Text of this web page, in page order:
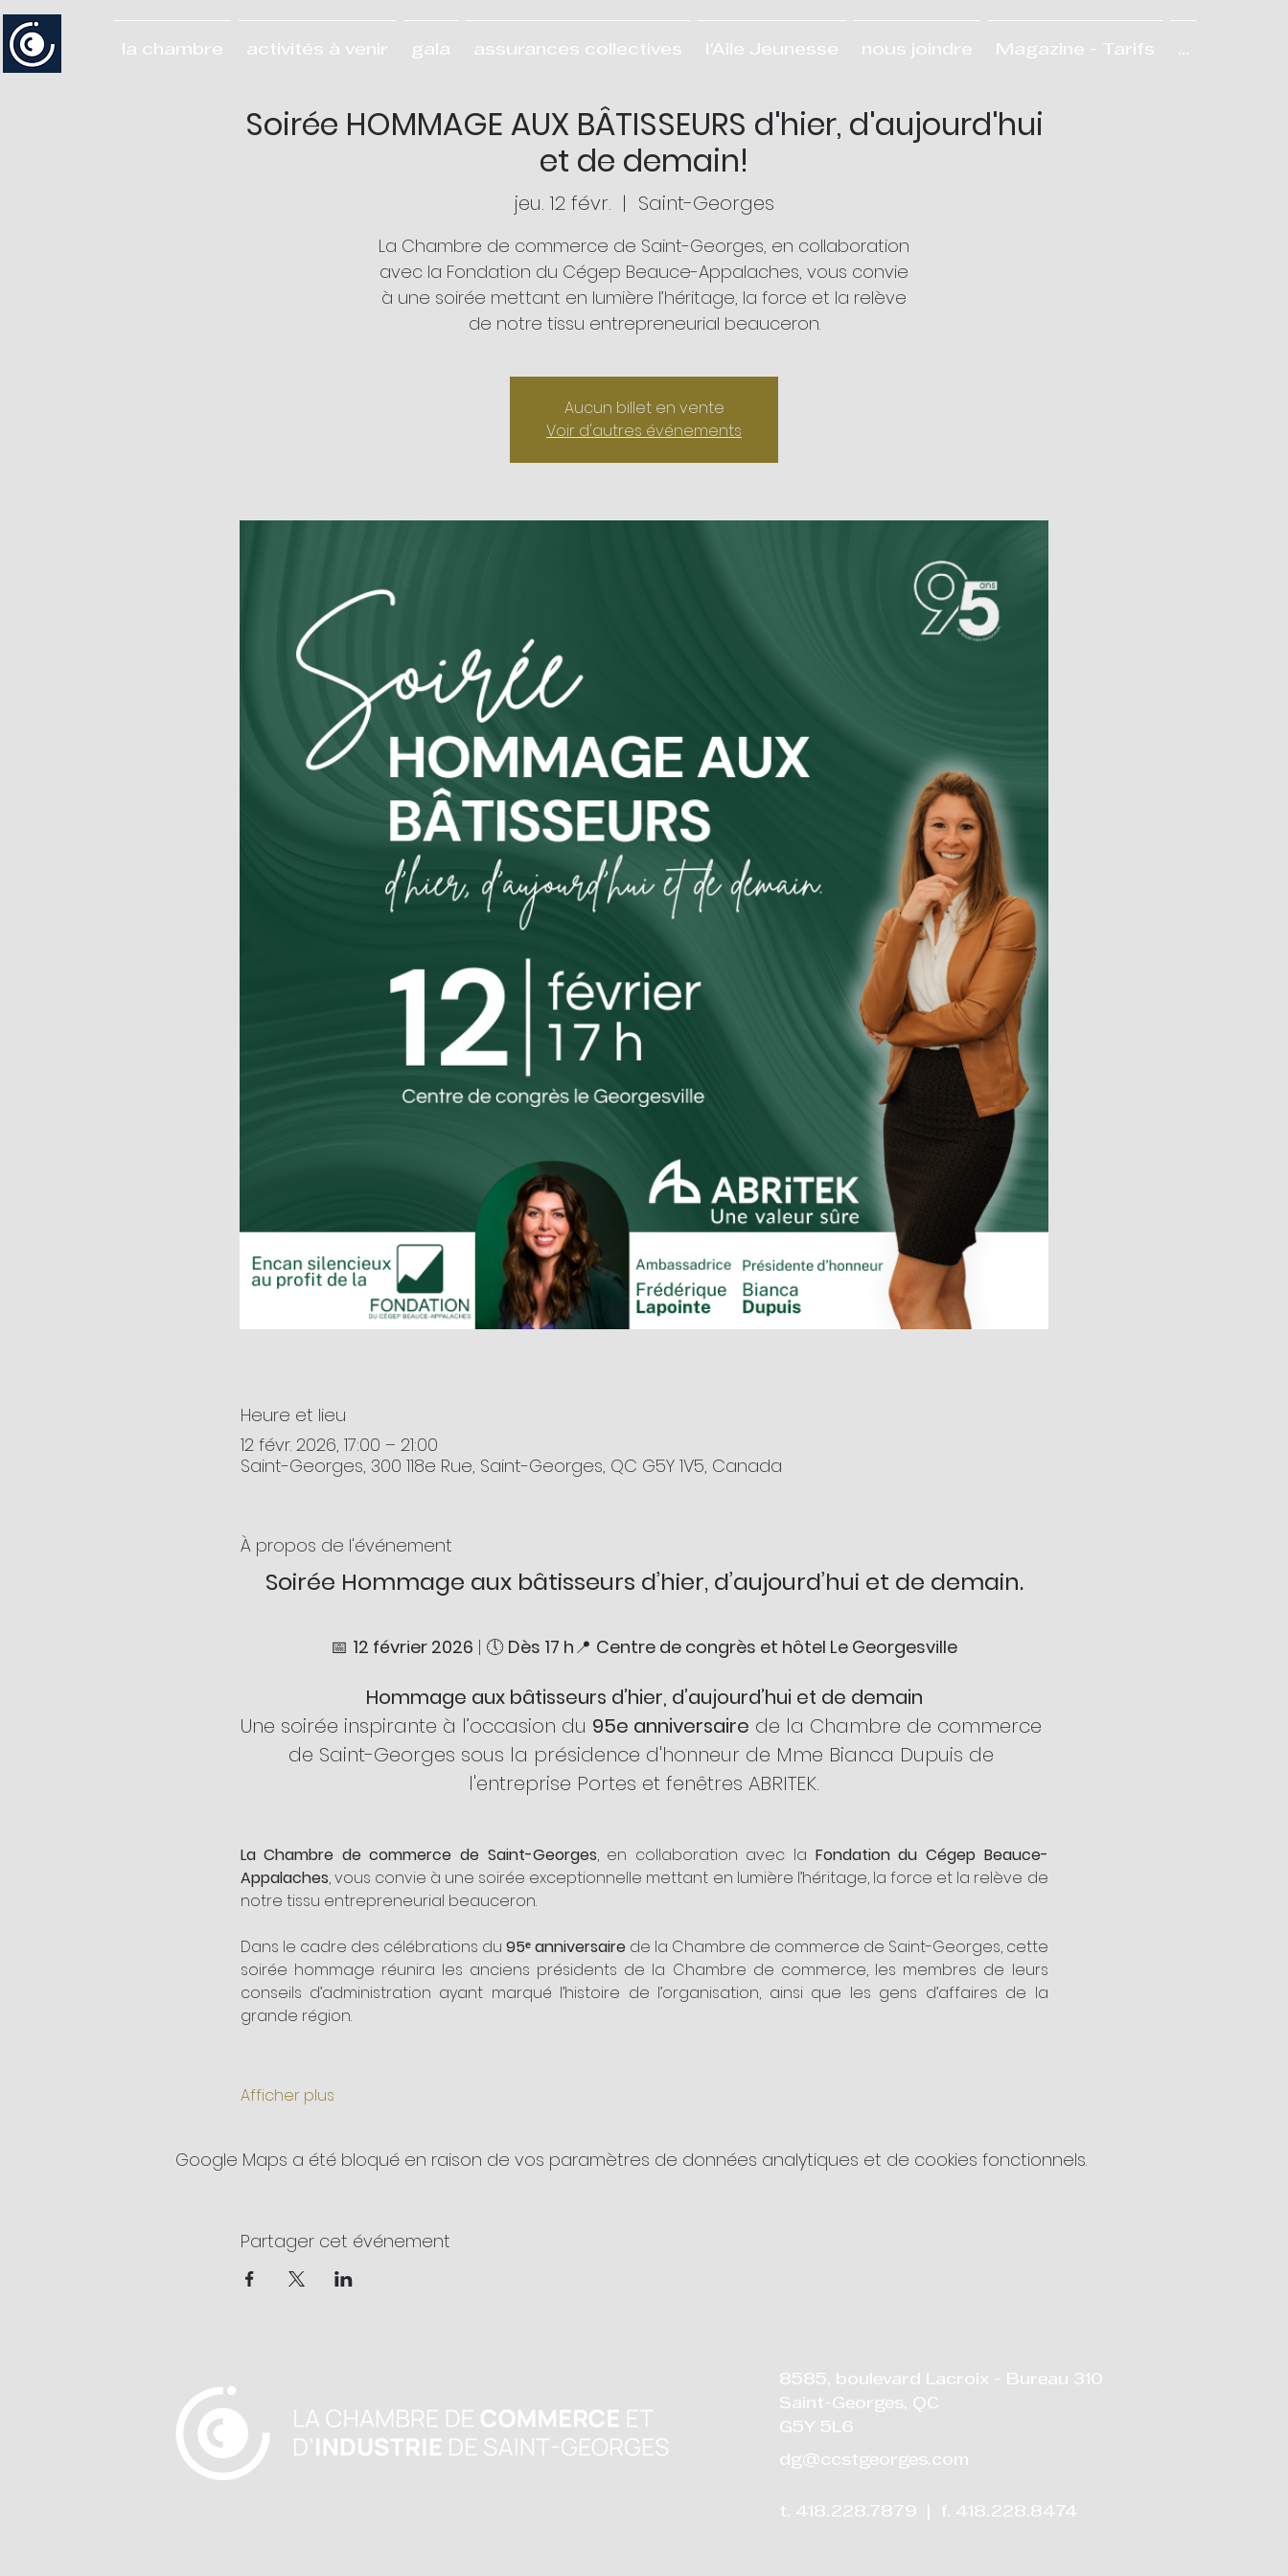
la chambre activités à venir gala assurances collectives l'Aile Jeunesse nous joindre Magazine - Tarifs ...
Soirée HOMMAGE AUX BÂTISSEURS d'hier, d'aujourd'hui
et de demain!
jeu. 12 févr.
  |
Saint-Georges
La Chambre de commerce de Saint-Georges, en collaboration
avec la Fondation du Cégep Beauce-Appalaches, vous convie
à une soirée mettant en lumière l’héritage, la force et la relève
de notre tissu entrepreneurial beauceron.
Aucun billet en vente
Voir d'autres événements
Heure et lieu
12 févr. 2026, 17:00 – 21:00
Saint-Georges, 300 118e Rue, Saint-Georges, QC G5Y 1V5, Canada
À propos de l'événement
Soirée Hommage aux bâtisseurs d’hier, d’aujourd’hui et de demain.
📅 12 février 2026 | 🕔 Dès 17 h📍 Centre de congrès et hôtel Le Georgesville
Hommage aux bâtisseurs d’hier, d’aujourd’hui et de demain
Une soirée inspirante à l’occasion du 95e anniversaire de la Chambre de commerce
de Saint-Georges sous la présidence d'honneur de Mme Bianca Dupuis de
l'entreprise Portes et fenêtres ABRITEK.
La Chambre de commerce de Saint-Georges, en collaboration avec la Fondation du Cégep Beauce-
Appalaches, vous convie à une soirée exceptionnelle mettant en lumière l’héritage, la force et la relève de
notre tissu entrepreneurial beauceron.
Dans le cadre des célébrations du 95ᵉ anniversaire de la Chambre de commerce de Saint-Georges, cette
soirée hommage réunira les anciens présidents de la Chambre de commerce, les membres de leurs
conseils d’administration ayant marqué l’histoire de l’organisation, ainsi que les gens d’affaires de la
grande région.
Afficher plus
Google Maps a été bloqué en raison de vos paramètres de données analytiques et de cookies fonctionnels.
Partager cet événement
8585, boulevard Lacroix - Bureau 310
Saint-Georges, QC
G5Y 5L6
dg@ccstgeorges.com
t. 418.228.7879 | f. 418.228.8474